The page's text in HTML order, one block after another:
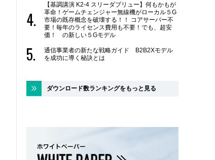
【基調講演 K2-4 スリーダブリュー】何もかもが
革命！ゲームチェンジャー無線機がローカル５G
市場の既存概念を破壊する！！ コアサーバー不
要！毎年のライセンス費用も不要！でも、超安
価！ の新しい５Gモデル
通信事業者の新たな戦略ガイド B2B2Xモデル
を成功に導く秘訣とは
ダウンロード数ランキングをもっと見る